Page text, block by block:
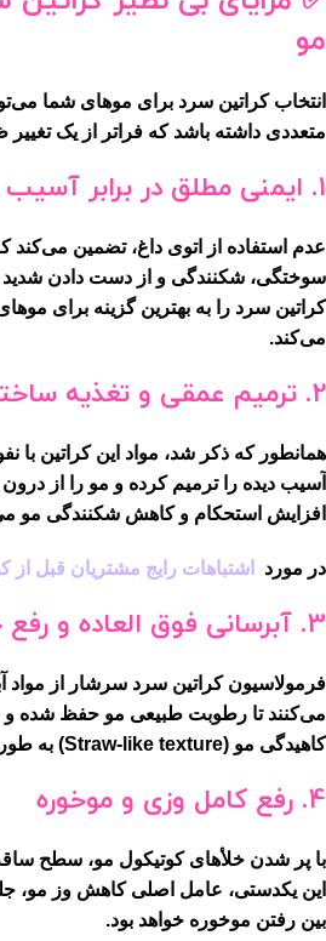
مو
انتخاب کراتین سرد برای موهای شما
متعددی داشته باشد که فراتر از یک
1. ایمنی مطلق در برابر آسیب های حرارتی
عدم استفاده از اتوی داغ، تضمین می‌کند
سوختگی، شکنندگی و از دست دادن شدید
کراتین سرد را به بهترین گزینه برای
می‌کند.
2. ترمیم عمقی و تغذیه ساختاری
همانطور که ذکر شد، مواد این کراتین با
آسیب دیده را ترمیم کرده و مو را از
افزایش استحکام و کاهش شکنندگی مو
در مورد اشتباهات رایج مشتریان قبل از
3. آبرسانی فوق العاده و رفع خشکی
فرمولاسیون کراتین سرد سرشار از
می‌کنند تا رطوبت طبیعی مو حفظ شده
کاهیدگی مو (Straw-like texture) به طور موثری از بین برود.
4. رفع کامل وزی و موخوره
با پر شدن خلأهای کوتیکول مو، سطح
این یکدستی، عامل اصلی کاهش وز مو،
بین رفتن موخوره خواهد بود.